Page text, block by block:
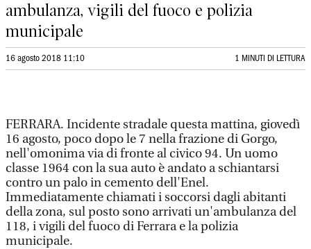
ambulanza, vigili del fuoco e polizia
municipale
16 agosto 2018 11:10 1 MINUTI DI LETTURA
FERRARA. Incidente stradale questa mattina, giovedì
16 agosto, poco dopo le 7 nella frazione di Gorgo,
nell'omonima via di fronte al civico 94. Un uomo
classe 1964 con la sua auto è andato a schiantarsi
contro un palo in cemento dell'Enel.
Immediatamente chiamati i soccorsi dagli abitanti
della zona, sul posto sono arrivati un'ambulanza del
118, i vigili del fuoco di Ferrara e la polizia
municipale.